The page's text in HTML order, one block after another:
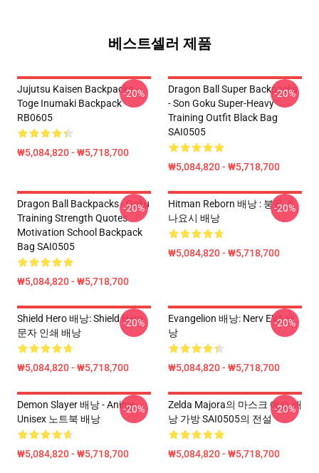
베스트셀러 제품
Jujutsu Kaisen Backpacks -
Toge Inumaki Backpack
RB0605
₩5,084,820 - ₩5,718,700
-20%
Dragon Ball Super Backpacks
- Son Goku Super-Heavy
Training Outfit Black Bag
SAI0505
₩5,084,820 - ₩5,718,700
-20%
Dragon Ball Backpacks - Goku
Training Strength Quotes
Motivation School Backpack
Bag SAI0505
₩5,084,820 - ₩5,718,700
-20%
Hitman Reborn 배낭 : 붕올 츠
나요시 배낭
₩5,084,820 - ₩5,718,700
-20%
Shield Hero 배낭: Shield Hero
문자 인쇄 배낭
₩5,084,820 - ₩5,718,700
-20%
Evangelion 배낭: Nerv EVA 배
낭
₩5,084,820 - ₩5,718,700
-20%
Demon Slayer 배낭 - Anime
Unisex 노트북 배낭
₩5,084,820 - ₩5,718,700
-20%
Zelda Majora의 마스크 예술 배
낭 가방 SAI0505의 전설
₩5,084,820 - ₩5,718,700
-20%